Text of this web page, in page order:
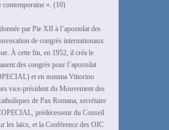
contemporaine ». (10)
par Pie XII à l’apostolat des
de congrès internationaux
À cette fin, en 1952, il créa le
des congrès pour l’apostolat
et en nomma Vittorino
vice-président du Mouvement des
de Pax Romana, secrétaire
prédécesseur du Conseil
les laïcs, et la Conférence des OIC